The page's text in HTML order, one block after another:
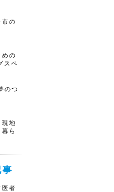
の
の
スペ
のつ
地
ら
者